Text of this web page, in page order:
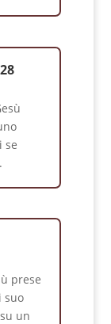
se
prese
suo
un